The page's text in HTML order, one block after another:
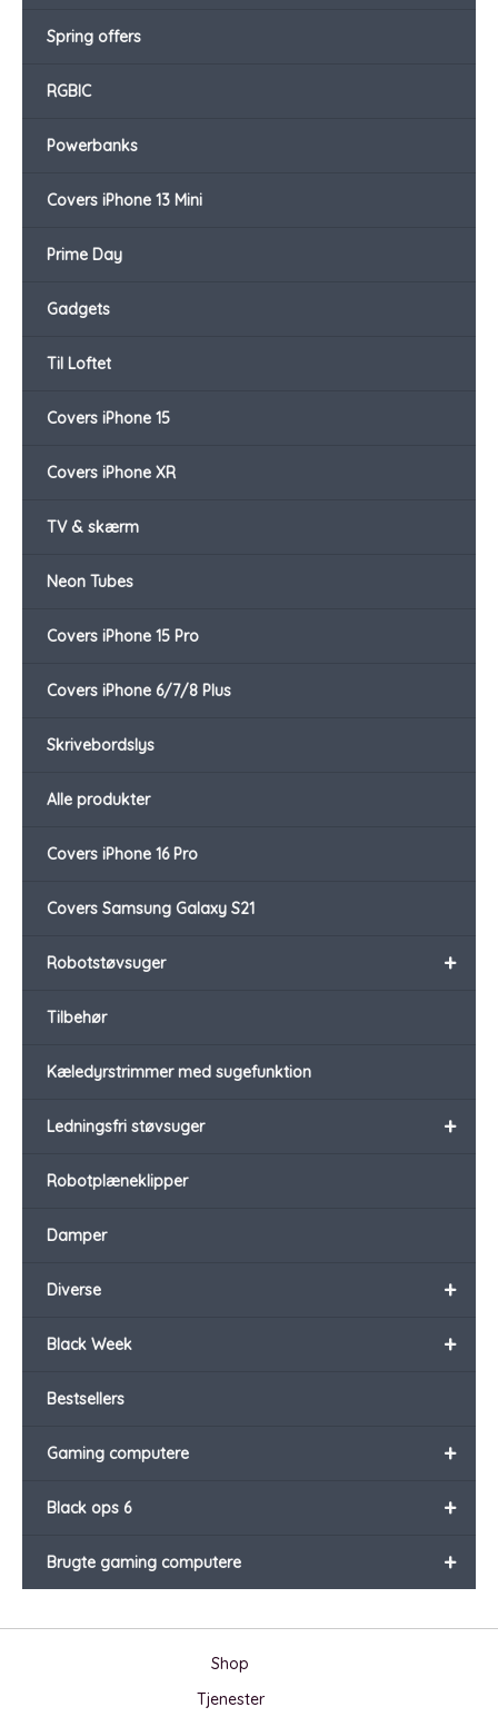
Spring offers
RGBIC
Powerbanks
Covers iPhone 13 Mini
Prime Day
Gadgets
Til Loftet
Covers iPhone 15
Covers iPhone XR
TV & skærm
Neon Tubes
Covers iPhone 15 Pro
Covers iPhone 6/7/8 Plus
Skrivebordslys
Alle produkter
Covers iPhone 16 Pro
Covers Samsung Galaxy S21
+
Robotstøvsuger
Tilbehør
Kæledyrstrimmer med sugefunktion
+
Ledningsfri støvsuger
Robotplæneklipper
Damper
+
Diverse
+
Black Week
Bestsellers
+
Gaming computere
+
Black ops 6
+
Brugte gaming computere
Shop
Tjenester